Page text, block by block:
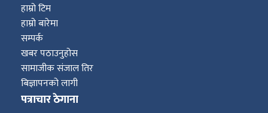
हाम्रो टिम
हाम्रो बारेमा
सम्पर्क
खबर पठाउनुहोस
सामाजीक संजाल तिर
बिज्ञापनको लागी
पत्राचार ठेगाना